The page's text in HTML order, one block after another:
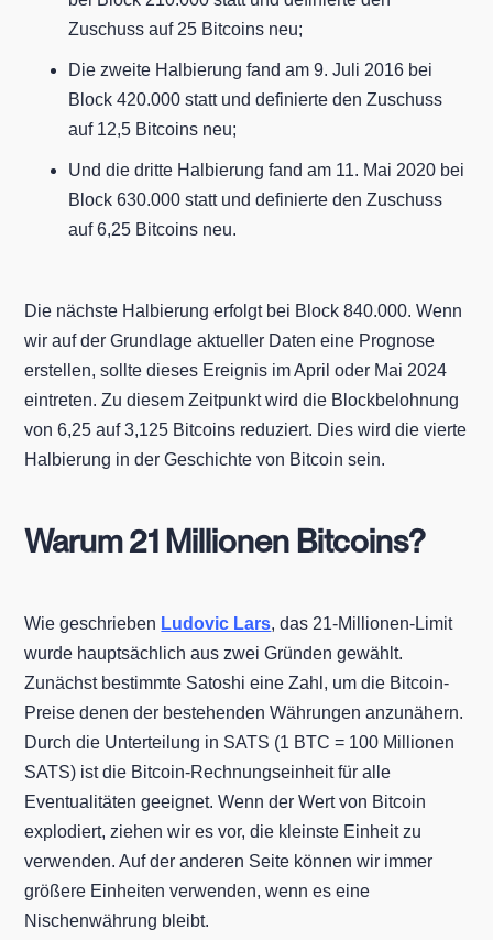
Zuschuss auf 25 Bitcoins neu;
Die zweite Halbierung fand am 9. Juli 2016 bei
Block 420.000 statt und definierte den Zuschuss
auf 12,5 Bitcoins neu;
Und die dritte Halbierung fand am 11. Mai 2020 bei
Block 630.000 statt und definierte den Zuschuss
auf 6,25 Bitcoins neu.
Die nächste Halbierung erfolgt bei Block 840.000. Wenn
wir auf der Grundlage aktueller Daten eine Prognose
erstellen, sollte dieses Ereignis im April oder Mai 2024
eintreten. Zu diesem Zeitpunkt wird die Blockbelohnung
von 6,25 auf 3,125 Bitcoins reduziert. Dies wird die vierte
Halbierung in der Geschichte von Bitcoin sein.
Warum 21 Millionen Bitcoins?
Wie geschrieben Ludovic Lars, das 21-Millionen-Limit
wurde hauptsächlich aus zwei Gründen gewählt.
Zunächst bestimmte Satoshi eine Zahl, um die Bitcoin-
Preise denen der bestehenden Währungen anzunähern.
Durch die Unterteilung in SATS (1 BTC = 100 Millionen
SATS) ist die Bitcoin-Rechnungseinheit für alle
Eventualitäten geeignet. Wenn der Wert von Bitcoin
explodiert, ziehen wir es vor, die kleinste Einheit zu
verwenden. Auf der anderen Seite können wir immer
größere Einheiten verwenden, wenn es eine
Nischenwährung bleibt.